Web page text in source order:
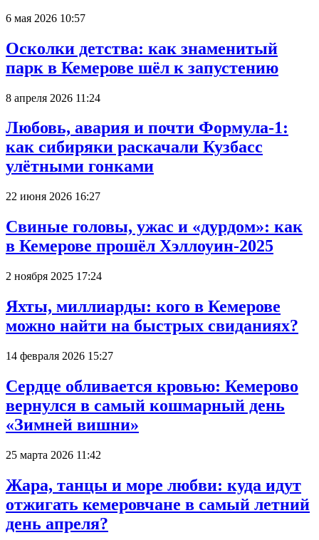
6 мая 2026 10:57
Осколки детства: как знаменитый
парк в Кемерове шёл к запустению
8 апреля 2026 11:24
Любовь, авария и почти Формула-1:
как сибиряки раскачали Кузбасс
улётными гонками
22 июня 2026 16:27
Свиные головы, ужас и «дурдом»: как
в Кемерове прошёл Хэллоуин-2025
2 ноября 2025 17:24
Яхты, миллиарды: кого в Кемерове
можно найти на быстрых свиданиях?
14 февраля 2026 15:27
Сердце обливается кровью: Кемерово
вернулся в самый кошмарный день
«Зимней вишни»
25 марта 2026 11:42
Жара, танцы и море любви: куда идут
отжигать кемеровчане в самый летний
день апреля?